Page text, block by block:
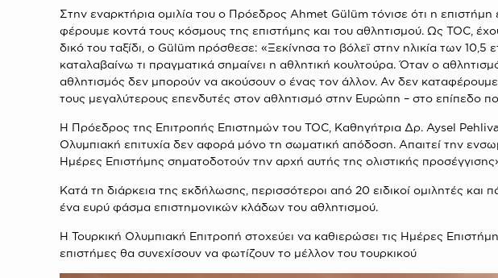
Στην εναρκτήρια ομιλία του ο Πρόεδρος Ahmet Gülümτόνισε ότι η
φέρουμε κοντά τους κόσμους της επιστήμης και του αθλητισμού. Ως TOC,
δικό του ταξίδι, ο Gülüm πρόσθεσε: «Ξεκίνησα το βόλεϊ στην ηλικία των
καταλαβαίνω τι πραγματικά σημαίνει η αθλητική κουλτούρα. Όταν ο
αθλητισμός δεν μπορούν να ακούσουν ο ένας τον άλλον. Αν δεν
τους μεγαλύτερους επενδυτές στον αθλητισμό στην Ευρώπη – στο επίπεδο
Η Πρόεδρος της Επιτροπής Επιστημών του TOC, Καθηγήτρια Δρ. Aysel
Ολυμπιακή επιτυχία δεν αφορά μόνο τη σωματική απόδοση. Απαιτεί την
Ημέρες Επιστήμης σηματοδοτούν την αρχή αυτής της ολιστικής
Κατά τη διάρκεια της εκδήλωσης, περισσότεροι από 20 ειδικοί ομιλητές
ένα ευρύ φάσμα επιστημονικών κλάδων του αθλητισμού.
Η Τουρκική Ολυμπιακή Επιτροπή στοχεύει να καθιερώσει τις Ημέρες
επιστήμες θα συνεχίσουν να φωτίζουν το μέλλον του τουρκικού